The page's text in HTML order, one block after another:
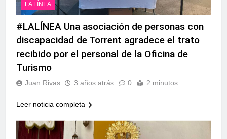
LA LÍNEA
#LALÍNEA Una asociación de personas con
discapacidad de Torrent agradece el trato
recibido por el personal de la Oficina de
Turismo
Juan Rivas 3 años atrás 0 2 minutos
Leer noticia completa